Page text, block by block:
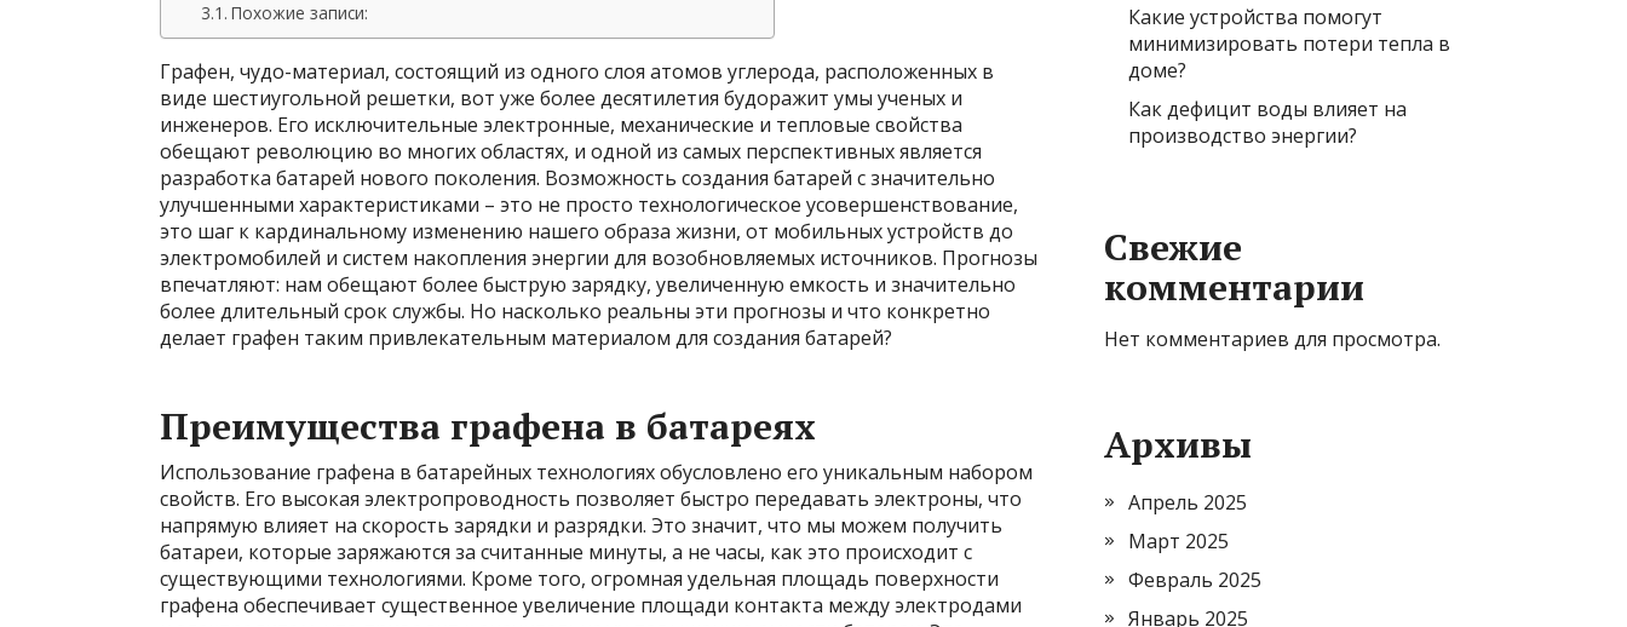
Похожие записи:
Графен, чудо-материал, состоящий из одного слоя атомов углерода, расположенных в
виде шестиугольной решетки, вот уже более десятилетия будоражит умы ученых и
инженеров. Его исключительные электронные, механические и тепловые свойства
обещают революцию во многих областях, и одной из самых перспективных является
разработка батарей нового поколения. Возможность создания батарей с значительно
улучшенными характеристиками – это не просто технологическое усовершенствование,
это шаг к кардинальному изменению нашего образа жизни, от мобильных устройств до
электромобилей и систем накопления энергии для возобновляемых источников. Прогнозы
впечатляют: нам обещают более быструю зарядку, увеличенную емкость и значительно
более длительный срок службы. Но насколько реальны эти прогнозы и что конкретно
делает графен таким привлекательным материалом для создания батарей?
Преимущества графена в батареях
Использование графена в батарейных технологиях обусловлено его уникальным набором
свойств. Его высокая электропроводность позволяет быстро передавать электроны, что
напрямую влияет на скорость зарядки и разрядки. Это значит, что мы можем получить
батареи, которые заряжаются за считанные минуты, а не часы, как это происходит с
существующими технологиями. Кроме того, огромная удельная площадь поверхности
графена обеспечивает существенное увеличение площади контакта между электродами
Какие устройства помогут
минимизировать потери тепла в
доме?
Как дефицит воды влияет на
производство энергии?
Свежие
комментарии
Нет комментариев для просмотра.
Архивы
Апрель 2025
Март 2025
Февраль 2025
Январь 2025